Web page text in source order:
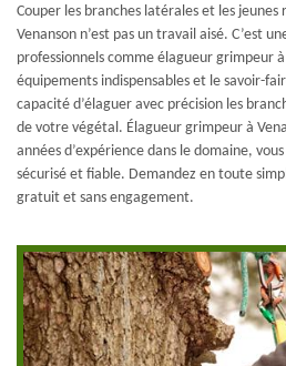
Couper les branches latérales et les
Venanson n’est pas un travail aisé. C’est
professionnels comme élagueur grimpeur
équipements indispensables et le savoir-
capacité d’élaguer avec précision les
de votre végétal. Élagueur grimpeur à
années d’expérience dans le domaine,
sécurisé et fiable. Demandez en toute
gratuit et sans engagement.